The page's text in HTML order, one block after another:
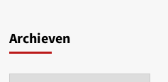
Archieven